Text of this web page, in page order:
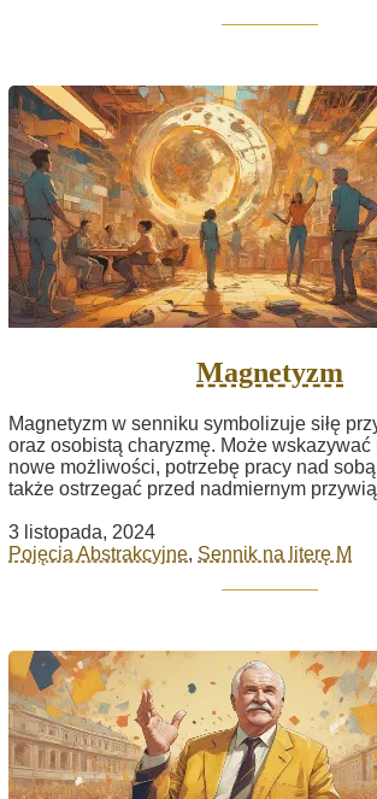
Magnetyzm
Magnetyzm w senniku symbolizuje siłę
oraz osobistą charyzmę. Może
nowe możliwości, potrzebę pracy nad
także ostrzegać przed nadmiernym
3 listopada, 2024
Pojęcia Abstrakcyjne, Sennik na literę M